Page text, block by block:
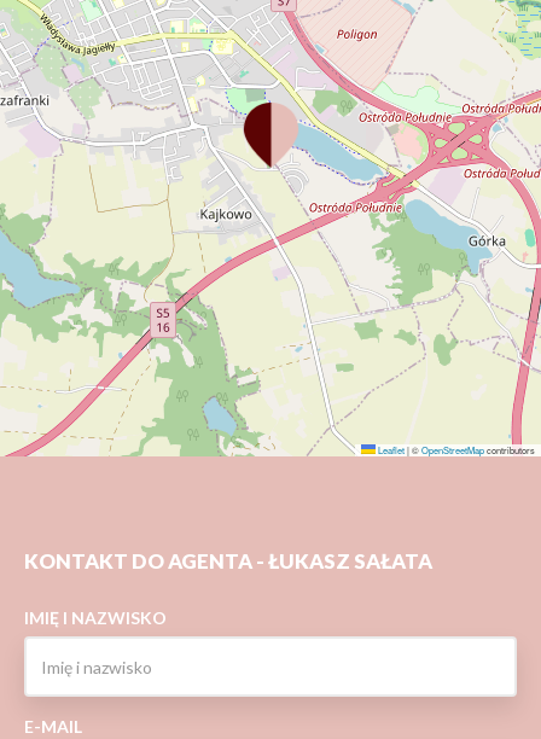
Leaflet|©OpenStreetMapcontributors
KONTAKT DO AGENTA - ŁUKASZ SAŁATA
IMIĘ I NAZWISKO
E-MAIL